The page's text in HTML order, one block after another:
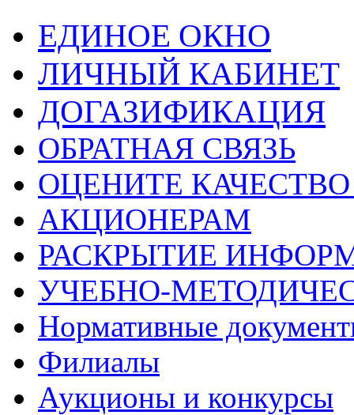
ЕДИНОЕ ОКНО
ЛИЧНЫЙ КАБИНЕТ
ДОГАЗИФИКАЦИЯ
ОБРАТНАЯ СВЯЗЬ
ОЦЕНИТЕ
АКЦИОНЕРАМ
РАСКРЫТИЕ
УЧЕБНО-
Нормативные
Филиалы
Аукционы и конкурсы